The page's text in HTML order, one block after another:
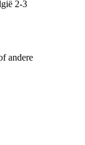
2-3
andere